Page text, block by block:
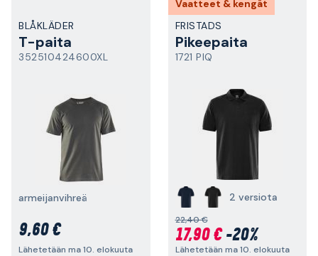
BLÅKLÄDER
T-paita
352510424600XL
armeijanvihreä
9,60 €
Lähetetään ma 10. elokuuta
Vaatteet & kengät
FRISTADS
Pikeepaita
1721 PIQ
2 versiota
22,40 €
17,90 €-20%
Lähetetään ma 10. elokuuta